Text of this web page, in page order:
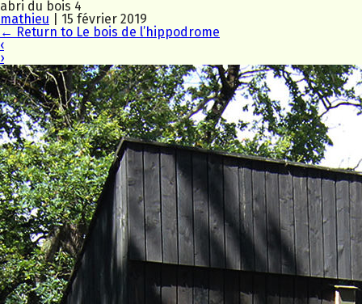
abri du bois 4
mathieu
15 février 2019
← Return to Le bois de l’hippodrome
‹
›